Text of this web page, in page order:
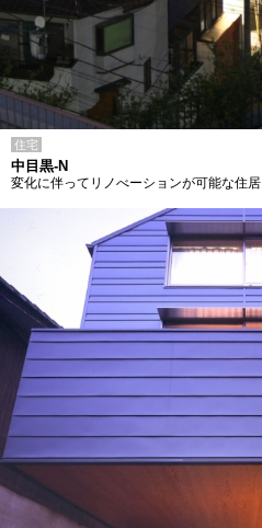
住宅
中目黒-N
変化に伴ってリノべーションが可能な住居